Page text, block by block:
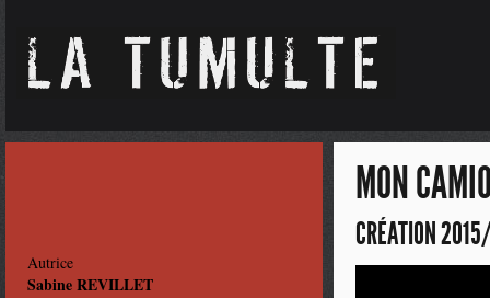
MON
CRÉATION
Autrice
Sabine REVILLET